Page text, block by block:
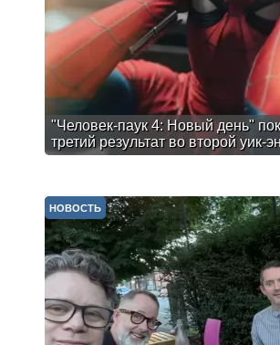
"Человек-паук 4: Новый день"
третий результат во второй уик-
НОВОСТЬ